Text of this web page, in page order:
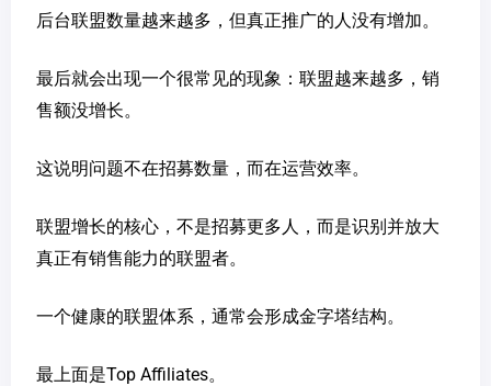
后台联盟数量越来越多，但真正推广的人没有增加。
最后就会出现一个很常见的现象：联盟越来越多，销
售额没增长。
这说明问题不在招募数量，而在运营效率。
联盟增长的核心，不是招募更多人，而是识别并放大
真正有销售能力的联盟者。
一个健康的联盟体系，通常会形成金字塔结构。
最上面是Top Affiliates。